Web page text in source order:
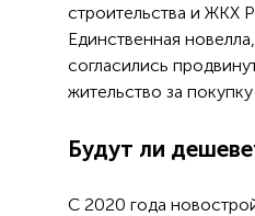
строительства и ЖКХ
Единственная
согласились
жительство за
Будут ли
С 2020 года